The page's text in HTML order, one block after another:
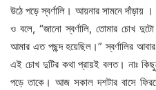
উঠে পড়ে স্বর্ণালি। আয়নার সামনে দাঁড়ায়
ও বলে, “জানো স্বর্ণালি, তোমার চোখ
আমার এত পছন্দ হয়েছিল।” স্বর্ণালির
এই চোখ দুটির কথা প্রায়ই বলত। নাঃ
পড়ে তাকে। আজ সকাল দশটার বাসে